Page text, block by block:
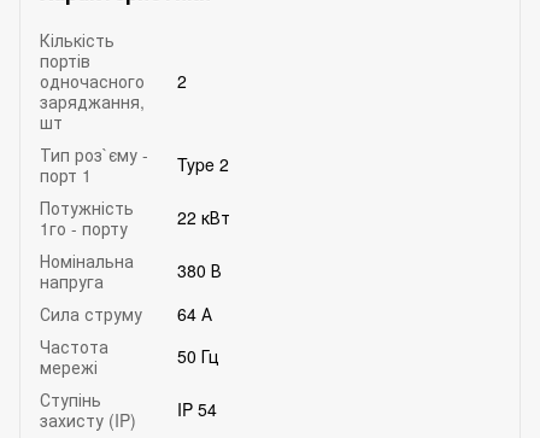
Кількість
портів
одночасного
заряджання,
шт
2
Тип роз`єму -
порт 1
Type 2
Потужність
1го - порту
22 кВт
Номінальна
напруга
380 В
Сила струму
64 А
Частота
мережі
50 Гц
Ступінь
захисту (IP)
IP 54